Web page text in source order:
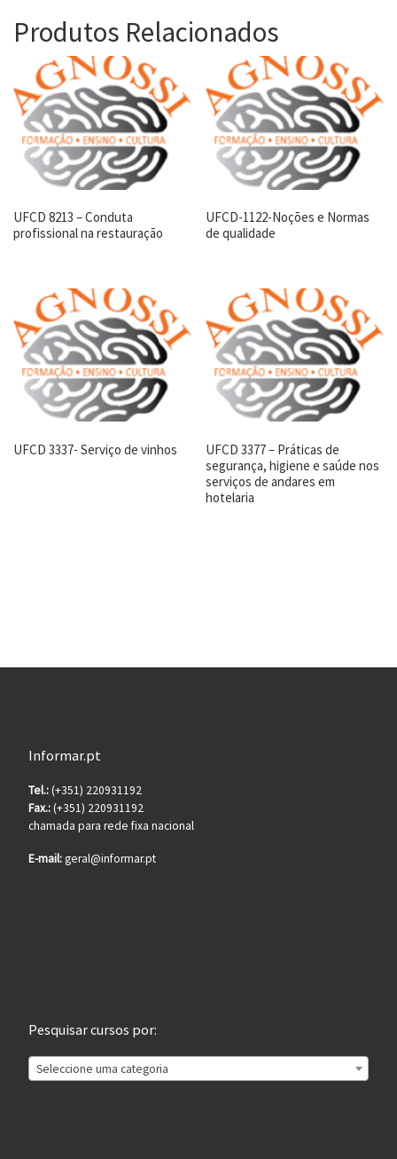
Produtos Relacionados
UFCD 8213 – Conduta
profissional na restauração
UFCD-1122-Noções e Normas
de qualidade
UFCD 3337- Serviço de vinhos
UFCD 3377 – Práticas de
segurança, higiene e saúde nos
serviços de andares em
hotelaria
Informar.pt
Tel.:(+351) 220931192
Fax.:(+351) 220931192
chamada para rede fixa nacional
E-mail:geral@informar.pt
Pesquisar cursos por:
Seleccione uma categoria